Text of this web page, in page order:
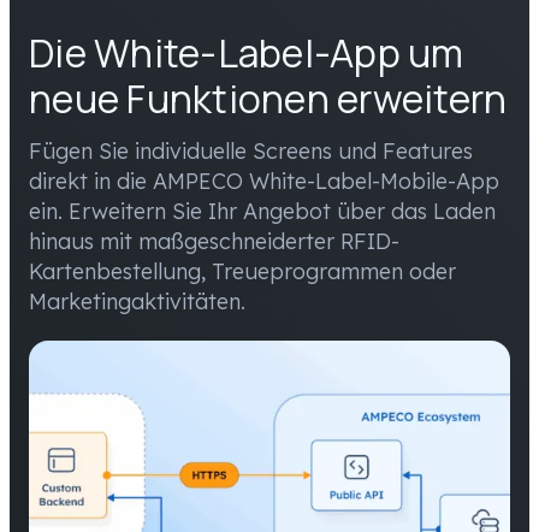
Die White-Label-App um
neue Funktionen erweitern
Fügen Sie individuelle Screens und Features
direkt in die AMPECO White-Label-Mobile-App
ein. Erweitern Sie Ihr Angebot über das Laden
hinaus mit maßgeschneiderter RFID-
Kartenbestellung, Treueprogrammen oder
Marketingaktivitäten.